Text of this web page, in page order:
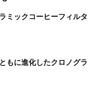
ミックコーヒーフィルタ
もに進化したクロノグラ